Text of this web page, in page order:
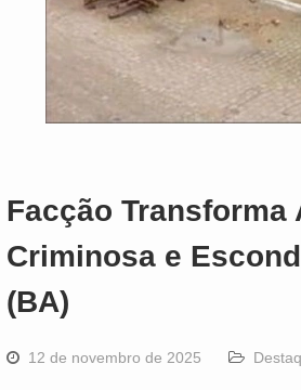
Facção
Criminosa e
(BA)
12 de novembro de 2025